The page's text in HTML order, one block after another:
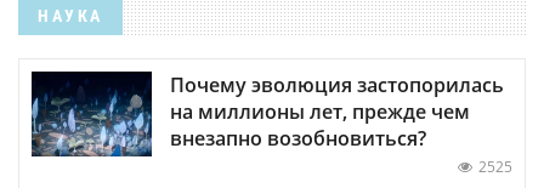
НАУКА
Почему эволюция застопорилась
на миллионы лет, прежде чем
внезапно возобновиться?
2525